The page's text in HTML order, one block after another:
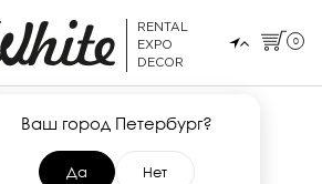
RENTAL
EXPO
DECOR
Ваш город Петербург?
Да Нет
0